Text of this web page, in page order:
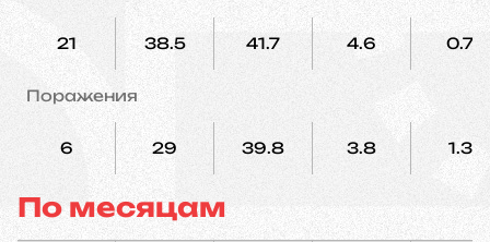
21 38.5 41.7 4.6 0.7
Поражения
6 29 39.8 3.8 1.3
По месяцам